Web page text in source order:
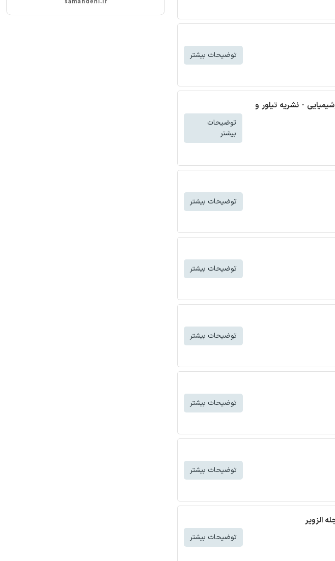
توضیحات بیشتر
- نشریه تیلور و
توضیحات
بیشتر
توضیحات بیشتر
توضیحات بیشتر
توضیحات بیشتر
توضیحات بیشتر
توضیحات بیشتر
الزویر
توضیحات بیشتر